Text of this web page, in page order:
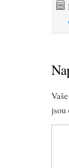
jsou